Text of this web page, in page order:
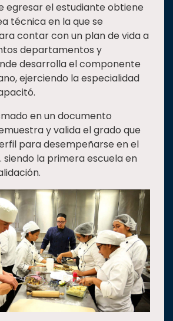
egresar el estudiante obtiene
técnica en la que se
contar con un plan de vida a
departamentos y
desarrolla el componente
ejerciendo la especialidad
en un documento
y valida el grado que
para desempeñarse en el
siendo la primera escuela en